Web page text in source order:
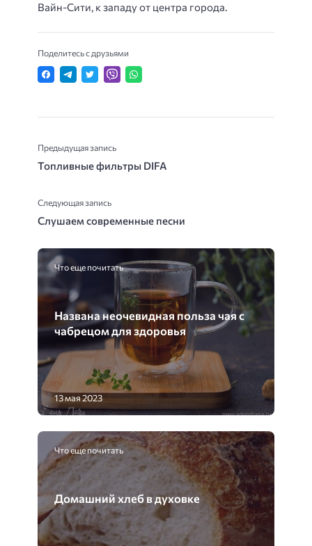
Вайн-Сити, к западу от центра города.
Поделитесь с друзьями
Предыдущая запись
Топливные фильтры DIFA
Следующая запись
Слушаем современные песни
Что еще почитать
Названа неочевидная польза чая с
чабрецом для здоровья
13 мая 2023
Что еще почитать
Домашний хлеб в духовке